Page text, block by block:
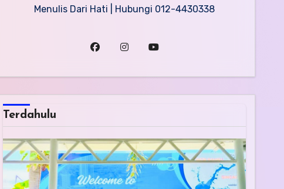
Menulis Dari Hati | Hubungi 012-4430338
Terdahulu